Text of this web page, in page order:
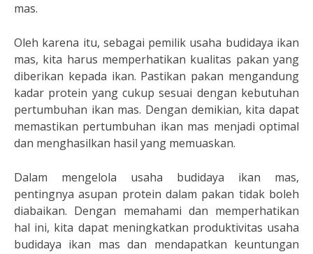
mas.
Oleh karena itu, sebagai pemilik usaha budidaya ikan
mas, kita harus memperhatikan kualitas pakan yang
diberikan kepada ikan. Pastikan pakan mengandung
kadar protein yang cukup sesuai dengan kebutuhan
pertumbuhan ikan mas. Dengan demikian, kita dapat
memastikan pertumbuhan ikan mas menjadi optimal
dan menghasilkan hasil yang memuaskan.
Dalam mengelola usaha budidaya ikan mas,
pentingnya asupan protein dalam pakan tidak boleh
diabaikan. Dengan memahami dan memperhatikan
hal ini, kita dapat meningkatkan produktivitas usaha
budidaya ikan mas dan mendapatkan keuntungan